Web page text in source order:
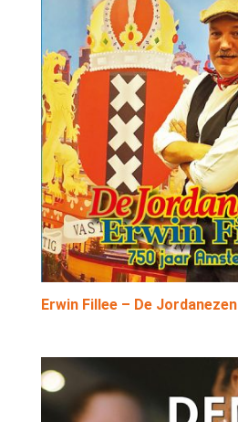
Erwin Fillee – De Jordanezen